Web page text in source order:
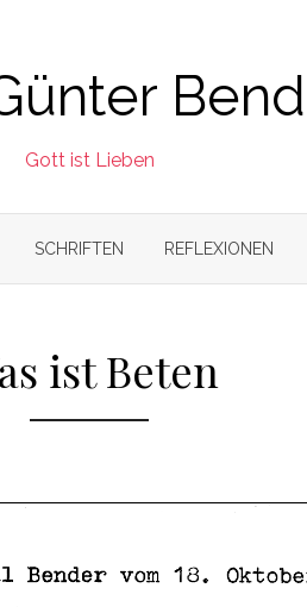
Gott ist Lieben
SCHRIFTEN REFLEXIONEN
ist Beten